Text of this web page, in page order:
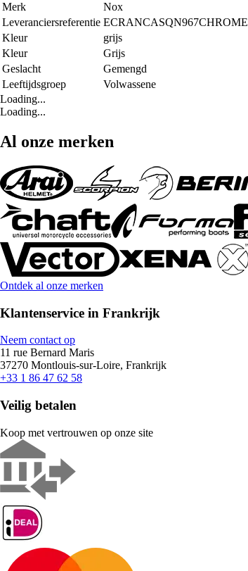
Merk
Nox
Leveranciersreferentie ECRANCASQN967CHROME
Kleur
grijs
Kleur
Grijs
Geslacht
Gemengd
Leeftijdsgroep
Volwassene
Loading...
Loading...
Al onze merken
Ontdek al onze merken
Klantenservice in Frankrijk
Neem contact op
11 rue Bernard Maris
37270 Montlouis-sur-Loire, Frankrijk
+33 1 86 47 62 58
Veilig betalen
Koop met vertrouwen op onze site